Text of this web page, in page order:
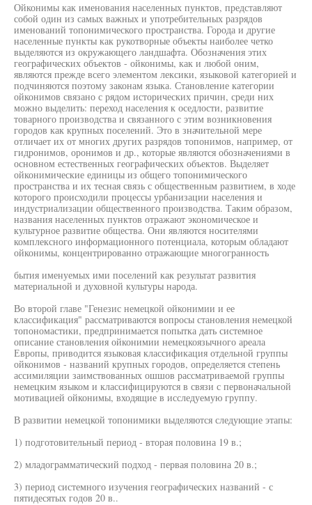
Ойконимы как именования населенных пунктов, представляют
собой один из самых важных и употребительных разрядов
именований топонимического пространства. Города и другие
населенные пункты как рукотворные объекты наиболее четко
выделяются из окружающего ландшафта. Обозначения этих
географических объектов - ойконимы, как и любой оним,
являются прежде всего элементом лексики, языковой категорией и
подчиняются поэтому законам языка. Становление категории
ойконимов связано с рядом исторических причин, среди них
можно выделить: переход населения к оседлости, развитие
товарного производства и связанного с этим возникновения
городов как крупных поселений. Это в значительной мере
отличает их от многих других разрядов топонимов, например, от
гидронимов, оронимов и др., которые являются обозначениями в
основном естественных географических объектов. Выделяет
ойконимические единицы из общего топонимического
пространства и их тесная связь с общественным развитием, в ходе
которого происходили процессы урбанизации населения и
индустриализации общественного производства. Таким образом,
названия населенных пунктов отражают экономическое и
культурное развитие общества. Они являются носителями
комплексного информационного потенциала, которым обладают
ойконимы, концентрированно отражающие многогранность
бытия именуемых ими поселений как результат развития
материальной и духовной культуры народа.
Во второй главе "Генезис немецкой ойконимии и ее
классификация" рассматриваются вопросы становления немецкой
топономастики, предпринимается попытка дать системное
описание становления ойконимии немецкоязычного ареала
Европы, приводится языковая классификация отдельной группы
ойконимов - названий крупных городов, определяется степень
ассимиляции заимствованных ошшов рассматриваемой группы
немецким языком и классифицируются в связи с первоначальной
мотивацией ойконимы, входящие в исследуемую группу.
В развитии немецкой топонимики выделяются следующие этапы:
1) подготовительный период - вторая половина 19 в.;
2) младограмматический подход - первая половина 20 в.;
3) период системного изучения географических названий - с
пятидесятых годов 20 в..